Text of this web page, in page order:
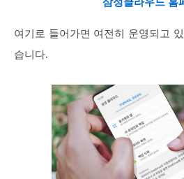
삼성클라우드 홈
여기로 들어가면 여전히 운영되고
습니다.